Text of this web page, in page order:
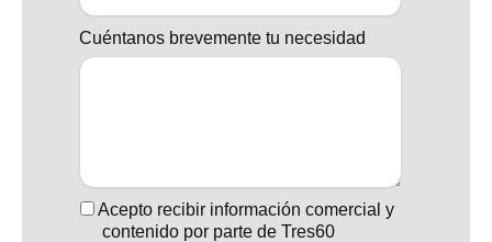
Cuéntanos brevemente tu necesidad
Acepto recibir información comercial y
contenido por parte de Tres60